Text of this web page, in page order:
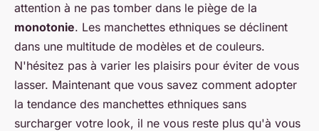
attention à ne pas tomber dans le piège de la
monotonie. Les manchettes ethniques se déclinent
dans une multitude de modèles et de couleurs.
N'hésitez pas à varier les plaisirs pour éviter de vous
lasser. Maintenant que vous savez comment adopter
la tendance des manchettes ethniques sans
surcharger votre look, il ne vous reste plus qu'à vous